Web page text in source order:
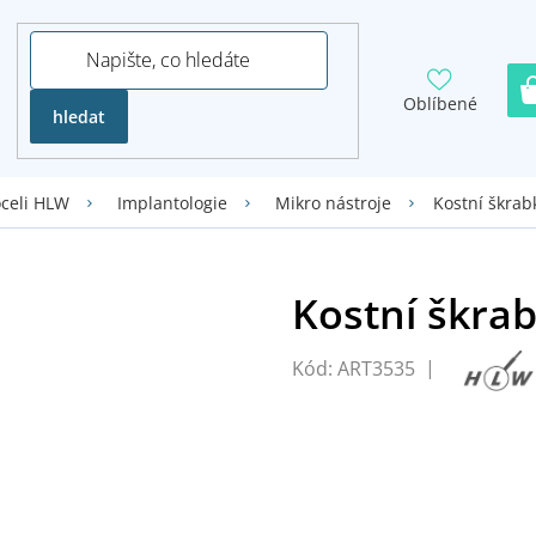
hledat
Oblíbené
HLW Implantologie Mikro nástroje Kostní
Kód: ART3535